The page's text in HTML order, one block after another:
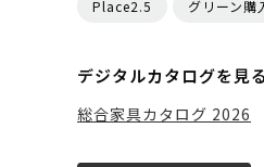
Place2.5 グリーン購
デジタルカタログを見る
総合家具カタログ 2026